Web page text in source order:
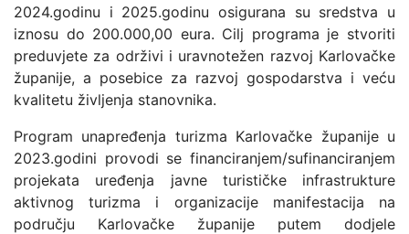
2024.godinu i 2025.godinu osigurana su sredstva u
iznosu do 200.000,00 eura. Cilj programa je stvoriti
preduvjete za održivi i uravnotežen razvoj Karlovačke
županije, a posebice za razvoj gospodarstva i veću
kvalitetu življenja stanovnika.
Program unapređenja turizma Karlovačke županije u
2023.godini provodi se financiranjem/sufinanciranjem
projekata uređenja javne turističke infrastrukture
aktivnog turizma i organizacije manifestacija na
području Karlovačke županije putem dodjele